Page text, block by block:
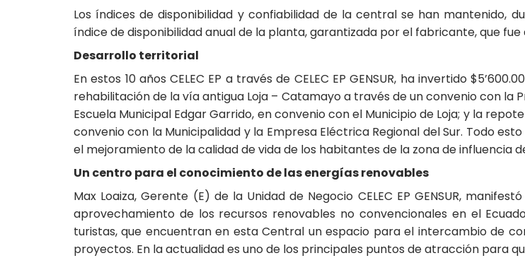
Los índices de disponibilidad y confiabilidad de la central se han mantenido,
índice de disponibilidad anual de la planta, garantizada por el fabricante, que fue
Desarrollo territorial
En estos 10 años CELEC EP a través de CELEC EP GENSUR, ha invertido
rehabilitación de la vía antigua Loja – Catamayo a través de un convenio con la
Escuela Municipal Edgar Garrido, en convenio con el Municipio de Loja; y la
convenio con la Municipalidad y la Empresa Eléctrica Regional del Sur. Todo
el mejoramiento de la calidad de vida de los habitantes de la zona de influencia
Un centro para el conocimiento de las energías renovables
Max Loaiza, Gerente (E) de la Unidad de Negocio CELEC EP GENSUR,
aprovechamiento de los recursos renovables no convencionales en el
turistas, que encuentran en esta Central un espacio para el intercambio de
proyectos. En la actualidad es uno de los principales puntos de atracción para